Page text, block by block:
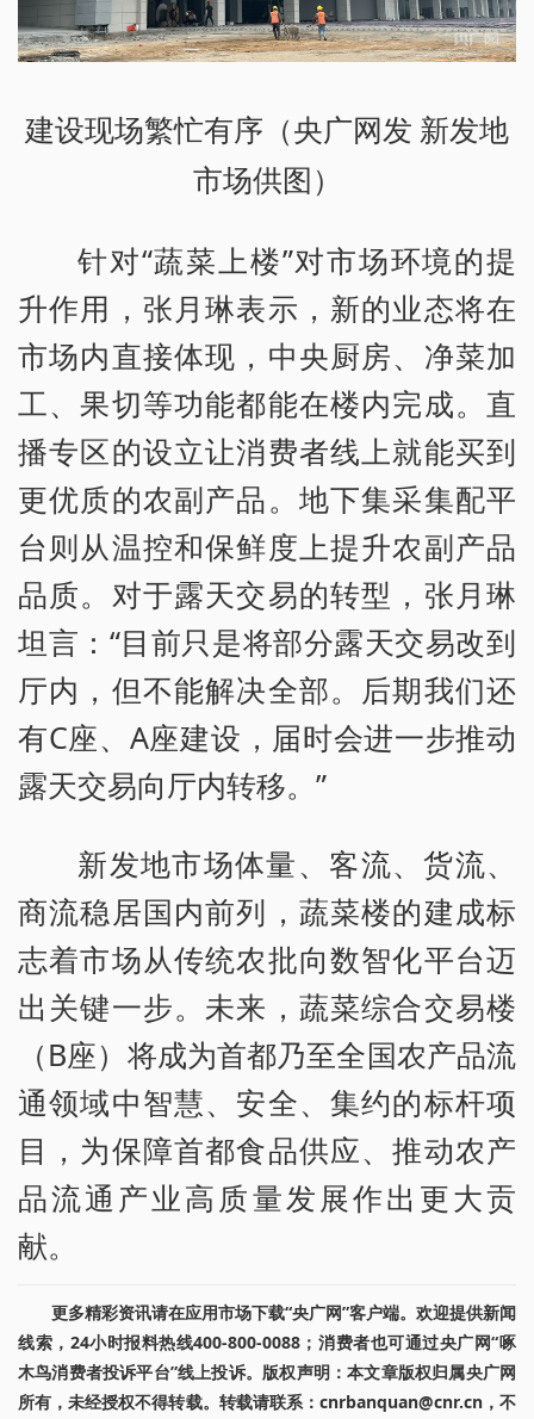
建设现场繁忙有序（央广网发 新发地
市场供图）
针对“蔬菜上楼”对市场环境的提
升作用，张月琳表示，新的业态将在
市场内直接体现，中央厨房、净菜加
工、果切等功能都能在楼内完成。直
播专区的设立让消费者线上就能买到
更优质的农副产品。地下集采集配平
台则从温控和保鲜度上提升农副产品
品质。对于露天交易的转型，张月琳
坦言：“目前只是将部分露天交易改到
厅内，但不能解决全部。后期我们还
有C座、A座建设，届时会进一步推动
露天交易向厅内转移。”
新发地市场体量、客流、货流、
商流稳居国内前列，蔬菜楼的建成标
志着市场从传统农批向数智化平台迈
出关键一步。未来，蔬菜综合交易楼
（B座）将成为首都乃至全国农产品流
通领域中智慧、安全、集约的标杆项
目，为保障首都食品供应、推动农产
品流通产业高质量发展作出更大贡
献。
更多精彩资讯请在应用市场下载“央广网”客户端。欢迎提供新闻
线索，24小时报料热线400-800-0088；消费者也可通过央广网“啄
木鸟消费者投诉平台”线上投诉。版权声明：本文章版权归属央广网
所有，未经授权不得转载。转载请联系：cnrbanquan@cnr.cn，不